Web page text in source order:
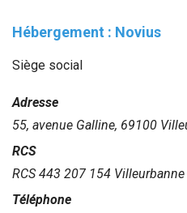
Hébergement : Novius
Siège social
Adresse
55, avenue Galline, 69100
RCS
RCS 443 207 154 Villeurbanne
Téléphone